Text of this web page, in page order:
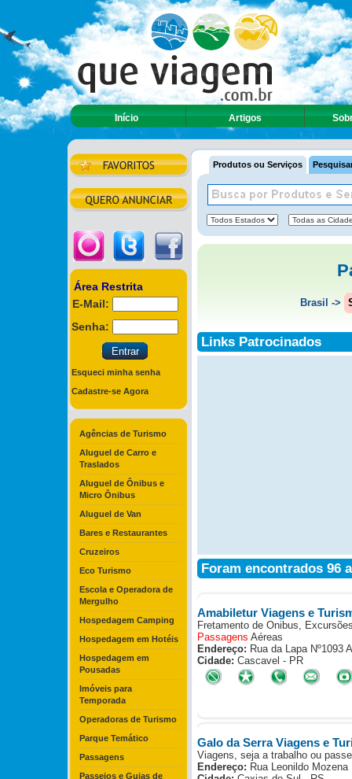
Início Artigos
Área Restrita
E-Mail:
Senha:
Esqueci minha senha
Cadastre-se Agora
Agências de Turismo
Aluguel de Carro e
Traslados
Aluguel de Ônibus e
Micro Ônibus
Aluguel de Van
Bares e Restaurantes
Cruzeiros
Eco Turismo
Escola e Operadora de
Mergulho
Hospedagem Camping
Hospedagem em Hotéis
Hospedagem em
Pousadas
Imóveis para
Temporada
Operadoras de Turismo
Parque Temático
Passagens
Passeios e Guias de
Produtos ou Serviços
Brasil ->
Links Patrocinados
Foram encontrados 96
Amabiletur Viagens e
Fretamento de Onibus,
Passagens Aéreas
Endereço: Rua da Lapa Nº1093
Cidade: Cascavel - PR
Galo da Serra Viagens e
Viagens, seja a trabalho ou
Endereço: Rua Leonildo